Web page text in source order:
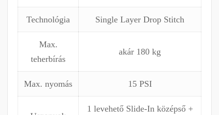
Technológia Single Layer Drop Stitch
Max.
teherbírás
akár 180 kg
Max. nyomás 15 PSI
1 levehető Slide-In középső +